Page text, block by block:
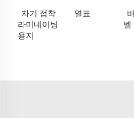
자기 접착
라미네이팅
용지
열표
벨